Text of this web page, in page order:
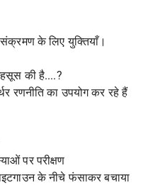
संक्रमण के लिए युक्तियाँ।
की है....?
रणनीति का उपयोग कर रहे हैं
पर परीक्षण
के नीचे फंसाकर बचाया